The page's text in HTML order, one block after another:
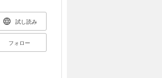
試し読み
フォロー